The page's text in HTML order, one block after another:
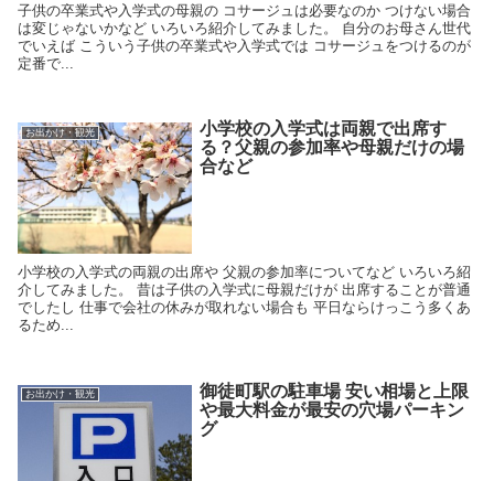
子供の卒業式や入学式の母親の コサージュは必要なのか つけない場合
は変じゃないかなど いろいろ紹介してみました。 自分のお母さん世代
でいえば こういう子供の卒業式や入学式では コサージュをつけるのが
定番で...
お出かけ・観光
小学校の入学式は両親で出席す
る？父親の参加率や母親だけの場
合など
小学校の入学式の両親の出席や 父親の参加率についてなど いろいろ紹
介してみました。 昔は子供の入学式に母親だけが 出席することが普通
でしたし 仕事で会社の休みが取れない場合も 平日ならけっこう多くあ
るため...
お出かけ・観光
御徒町駅の駐車場 安い相場と上限
や最大料金が最安の穴場パーキン
グ